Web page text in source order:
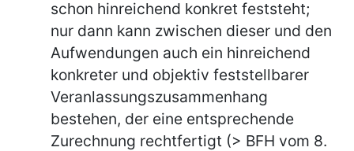
schon hinreichend konkret feststeht;
nur dann kann zwischen dieser und den
Aufwendungen auch ein hinreichend
konkreter und objektiv feststellbarer
Veranlassungszusammenhang
bestehen, der eine entsprechende
Zurechnung rechtfertigt (> BFH vom 8.